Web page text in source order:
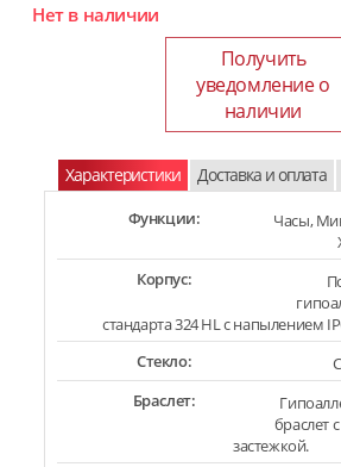
Нет в наличии
Получить
уведомление о
наличии
Характеристики Доставка и оплата
Функции:
Часы,
Корпус:
стандарта 324 HL с напылением
Стекло:
Браслет:
браслет
застежкой.